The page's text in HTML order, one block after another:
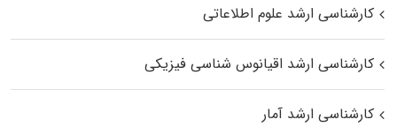
کارشناسی ارشد علوم اطلاعاتی
کارشناسی ارشد اقیانوس‌ شناسی فیزیکی
کارشناسی ارشد آمار